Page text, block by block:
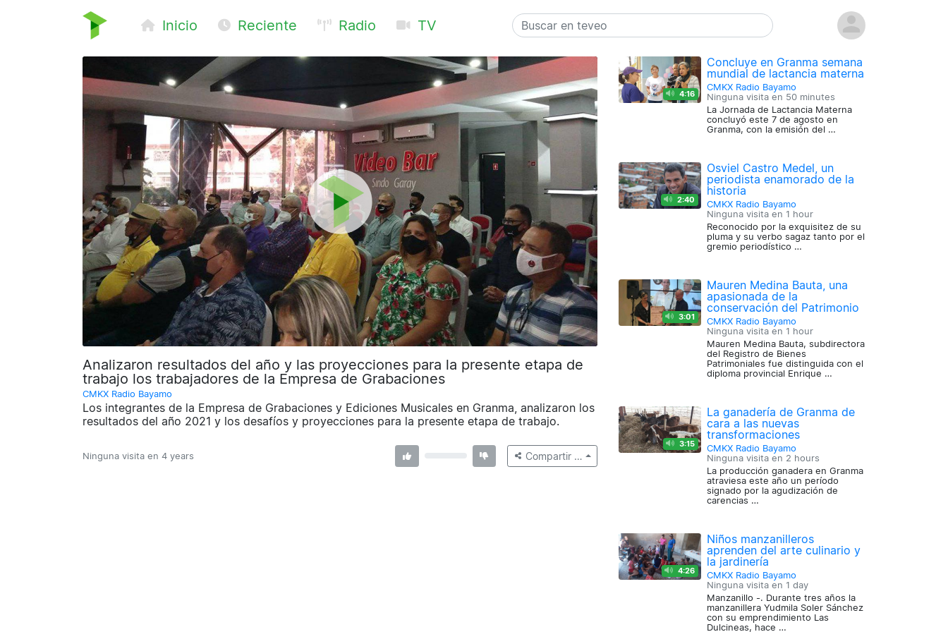
Inicio Reciente Radio TV
Analizaron resultados del año y las proyecciones para la presente etapa de
trabajo los trabajadores de la Empresa de Grabaciones
CMKX Radio Bayamo
Los integrantes de la Empresa de Grabaciones y Ediciones Musicales en Granma, analizaron los
resultados del año 2021 y los desafíos y proyecciones para la presente etapa de trabajo.
Ninguna visita en 4 years Compartir …
4:16
Concluye en Granma semana
mundial de lactancia materna
CMKX Radio Bayamo
Ninguna visita en 50 minutes
La Jornada de Lactancia Materna
concluyó este 7 de agosto en
Granma, con la emisión del …
2:40
Osviel Castro Medel, un
periodista enamorado de la
historia
CMKX Radio Bayamo
Ninguna visita en 1 hour
Reconocido por la exquisitez de su
pluma y su verbo sagaz tanto por el
gremio periodístico …
3:01
Mauren Medina Bauta, una
apasionada de la
conservación del Patrimonio
CMKX Radio Bayamo
Ninguna visita en 1 hour
Mauren Medina Bauta, subdirectora
del Registro de Bienes
Patrimoniales fue distinguida con el
diploma provincial Enrique …
3:15
La ganadería de Granma de
cara a las nuevas
transformaciones
CMKX Radio Bayamo
Ninguna visita en 2 hours
La producción ganadera en Granma
atraviesa este año un período
signado por la agudización de
carencias …
4:26
Niños manzanilleros
aprenden del arte culinario y
la jardinería
CMKX Radio Bayamo
Ninguna visita en 1 day
Manzanillo -. Durante tres años la
manzanillera Yudmila Soler Sánchez
con su emprendimiento Las
Dulcineas, hace …